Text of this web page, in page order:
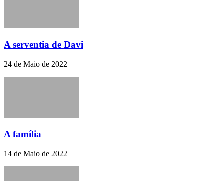
A serventia de Davi
24 de Maio de 2022
A família
14 de Maio de 2022